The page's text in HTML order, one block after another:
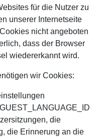
für die Nutzer zu
unserer Internetseite
nicht angeboten
dass der Browser
wiedererkannt wird.
wir Cookies:
die
die Erinnerung an die